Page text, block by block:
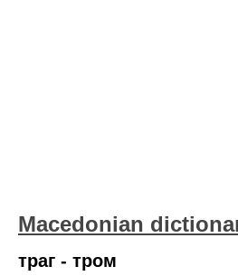
Macedonian
траг - тром